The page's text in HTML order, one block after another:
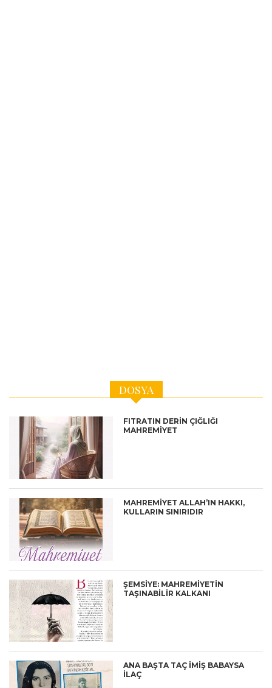
DOSYA
FITRATIN DERİN ÇIĞLIĞI
MAHREMİYET
MAHREMİYET ALLAH’IN HAKKI,
KULLARIN SINIRIDIR
ŞEMSİYE: MAHREMİYETİN
TAŞINABİLİR KALKANI
ANA BAŞTA TAÇ İMİŞ BABAYSA
İLAÇ